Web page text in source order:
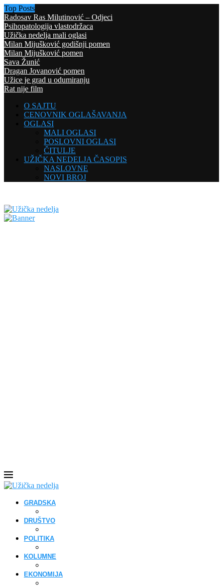
Top Posts
Radosav Ras Milutinović – Odjeci
Psihopatologija vlastodržaca
Užička nedelja mali oglasi
Milan Mijušković godišnji pomen
Milan Mijušković pomen
Sava Žunić
Dragan Jovanović pomen
Užice je grad u odumiranju
Rat nije film
O SAJTU
CENOVNIK OGLAŠAVANJA
OGLASI
MALI OGLASI
POSLOVNI OGLASI
ČITULJE
UŽIČKA NEDELJA ČASOPIS
NASLOVNE
NOVI BROJ
GRADSKA
DRUŠTVO
POLITIKA
KOLUMNE
EKONOMIJA